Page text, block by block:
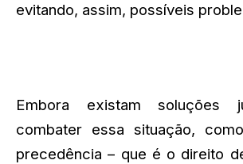
evitando, assim, possíveis
Embora existam soluções
combater essa situação,
precedência – que é o direito